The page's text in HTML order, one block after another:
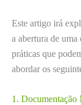
Este artigo irá
a abertura de
práticas que
abordar os
1. Documentação